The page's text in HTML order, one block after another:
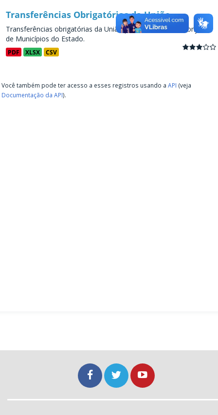
Transferências Obrigatórias da União
Transferências obrigatórias da União para os Estados e conjunto
de Municípios do Estado.
PDF XLSX CSV
Você também pode ter acesso a esses registros usando a API (veja
Documentação da API).